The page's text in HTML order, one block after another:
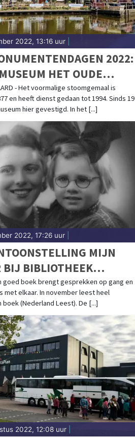
2022, 13:16 uur|
2022:
HET OUDE
- Het voormalige stoomgemaal is
en heeft dienst gedaan tot 1994. Sinds
hier gevestigd. In het [...]
2022, 17:26 uur|
MIJN
BIJ BIBLIOTHEEK
goed boek brengt gesprekken op gang en
met elkaar. In november leest heel
boek (Nederland Leest). De [...]
2022, 12:08 uur|